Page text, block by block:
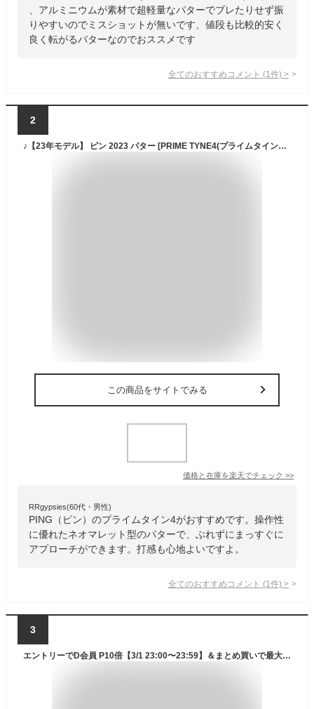
、アルミニウムが素材で超軽量なパターでブレたりせず振
りやすいのでミスショットが無いです、値段も比較的安く
良く転がるパターなのでおススメです
全てのおすすめコメント (1 件) >
2
♪【23年モデル】 ピン 2023 パター [PRIME TYNE4(プライムタイン4)] ネオマレット型 PING PUTTER
この商品をサイトでみる
価格と在庫を楽天でチェック >>
RRgypsies(60代・男性)
PING（ピン）のプライムタイン4がおすすめです。操作性
に優れたネオマレット型のパターで、ぶれずにまっすぐに
アプローチができます。打感も心地よいですよ。
全てのおすすめコメント (1 件) >
3
エントリーでD会員 P10倍【3/1 23:00〜23:59】＆まとめ買いで最大10％OFFクーポン オデッセイ ホワイトホット ヴァーサ WHITEHOT VERSA SEVEN ショートスラント ゴルフ パター ネオマレット型 2023年モデル メンズ ODYSSEY キャロウェイ